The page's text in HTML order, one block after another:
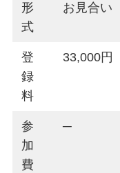
形
式
お見合い
登
録
料
33,000円
参
加
費
─